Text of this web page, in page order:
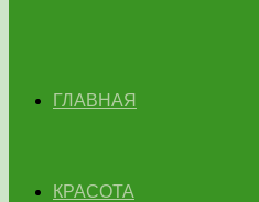
ГЛАВНАЯ
КРАСОТА